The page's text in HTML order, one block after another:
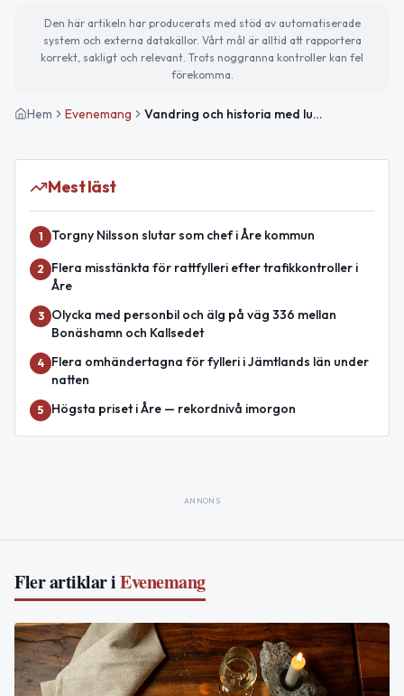
Den här artikeln har producerats med stöd av automatiserade
system och externa datakällor. Vårt mål är alltid att rapportera
korrekt, sakligt och relevant. Trots noggranna kontroller kan fel
förekomma.
Hem Evenemang Vandring och historia med lunch på Buustamon
Mest läst
1 Torgny Nilsson slutar som chef i Åre kommun
2
Flera misstänkta för rattfylleri efter trafikkontroller i
Åre
3
Olycka med personbil och älg på väg 336 mellan
Bonäshamn och Kallsedet
4
Flera omhändertagna för fylleri i Jämtlands län under
natten
5 Högsta priset i Åre — rekordnivå imorgon
ANNONS
Fler artiklar iEvenemang